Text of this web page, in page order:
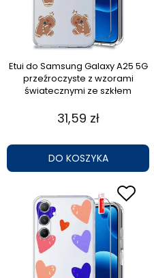
Etui do Samsung Galaxy A25 5G
przeźroczyste z wzorami
światecznymi ze szkłem
31,59 zł
DO KOSZYKA